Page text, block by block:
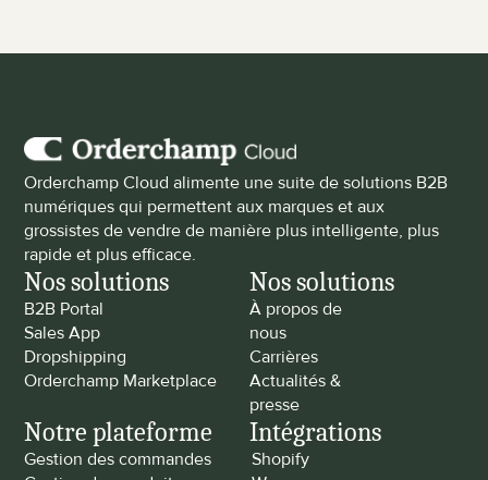
Orderchamp Cloud alimente une suite de solutions B2B
numériques qui permettent aux marques et aux
grossistes de vendre de manière plus intelligente, plus
rapide et plus efficace.
Nos solutions
B2B Portal
Sales App
Dropshipping
Orderchamp Marketplace
Nos solutions
À propos de
nous
Carrières
Actualités &
presse
Notre plateforme
Gestion des commandes
Intégrations
Shopify